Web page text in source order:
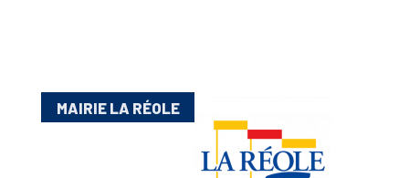
MAIRIE LA RÉOLE